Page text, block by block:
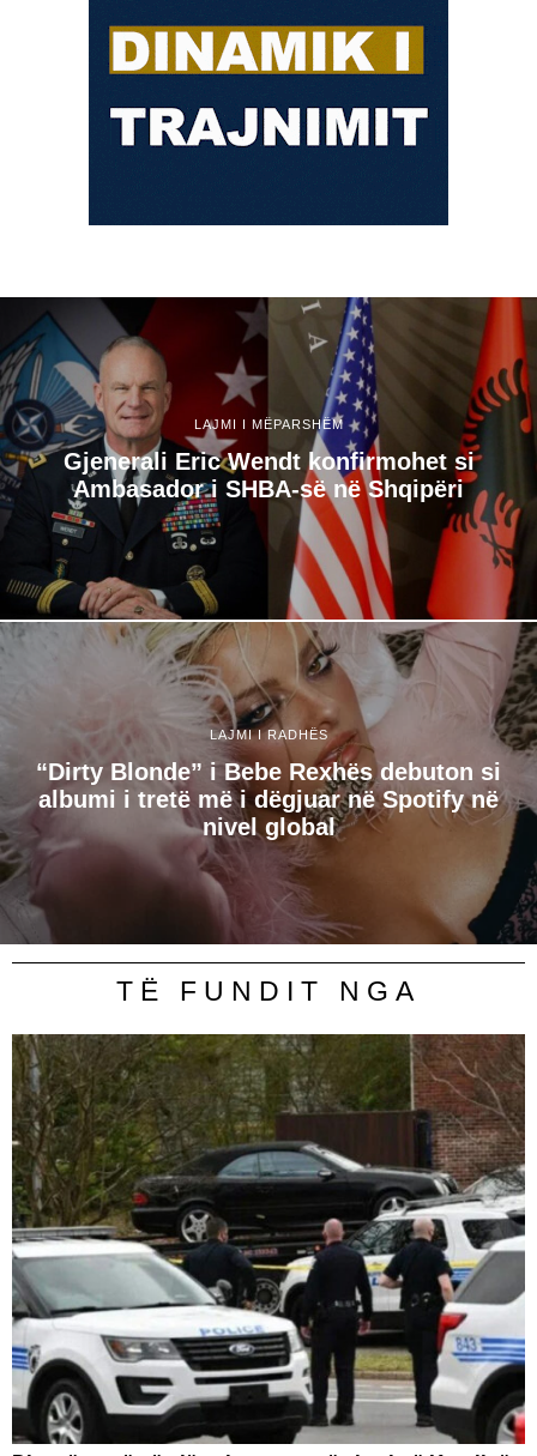
LAJMI I MËPARSHËM
Gjenerali Eric Wendt konfirmohet si
Ambasador i SHBA-së në Shqipëri
LAJMI I RADHËS
“Dirty Blonde” i Bebe Rexhës debuton si
albumi i tretë më i dëgjuar në Spotify në
nivel global
TË FUNDIT NGA